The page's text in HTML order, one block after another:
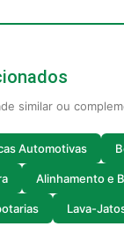
similar ou
Automotivas
Alinhamento e
Lava-